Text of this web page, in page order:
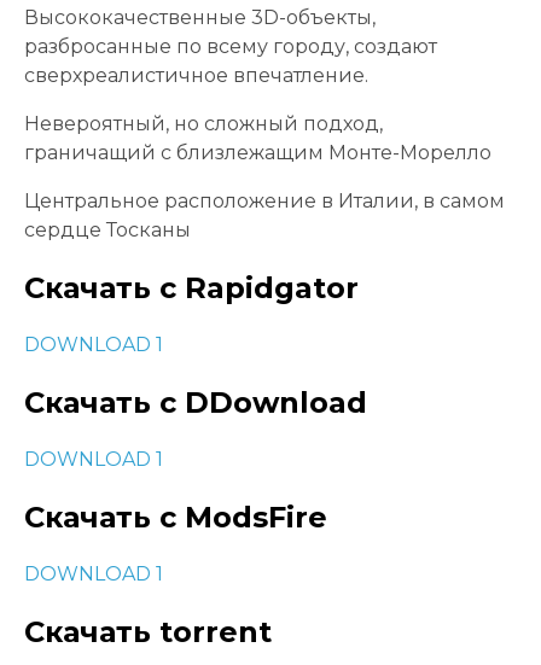
Высококачественные 3D-объекты,
разбросанные по всему городу, создают
сверхреалистичное впечатление.
Невероятный, но сложный подход,
граничащий с близлежащим Монте-Морелло
Центральное расположение в Италии, в самом
сердце Тосканы
Скачать с Rapidgator
DOWNLOAD 1
Скачать с DDownload
DOWNLOAD 1
Скачать с ModsFire
DOWNLOAD 1
Скачать torrent